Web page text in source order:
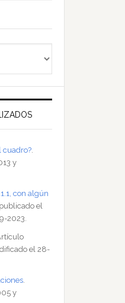
cuadro?.
y
con algún
el
2023.
el 28-
.
y